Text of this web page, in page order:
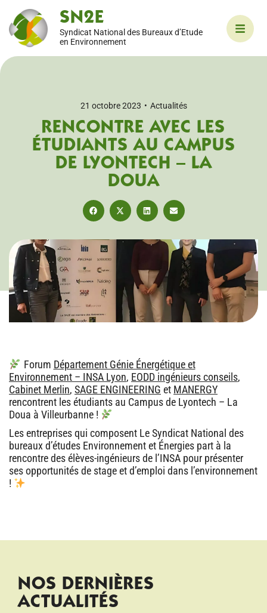
SN2E
Syndicat National des Bureaux d’Etude
en Environnement
21 octobre 2023 • Actualités
RENCONTRE AVEC LES
ÉTUDIANTS AU CAMPUS
DE LYONTECH – LA
DOUA
Forum Département Génie Énergétique et
Environnement – INSA Lyon, EODD ingénieurs conseils,
Cabinet Merlin, SAGE ENGINEERING et MANERGY
rencontrent les étudiants au Campus de Lyontech – La
Doua à Villeurbanne !
Les entreprises qui composent Le Syndicat National des
bureaux d’études Environnement et Énergies part à la
rencontre des élèves-ingénieurs de l’INSA pour présenter
ses opportunités de stage et d’emploi dans l’environnement
!
NOS DERNIÈRES
ACTUALITÉS